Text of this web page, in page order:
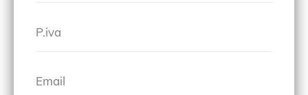
P.iva
Email